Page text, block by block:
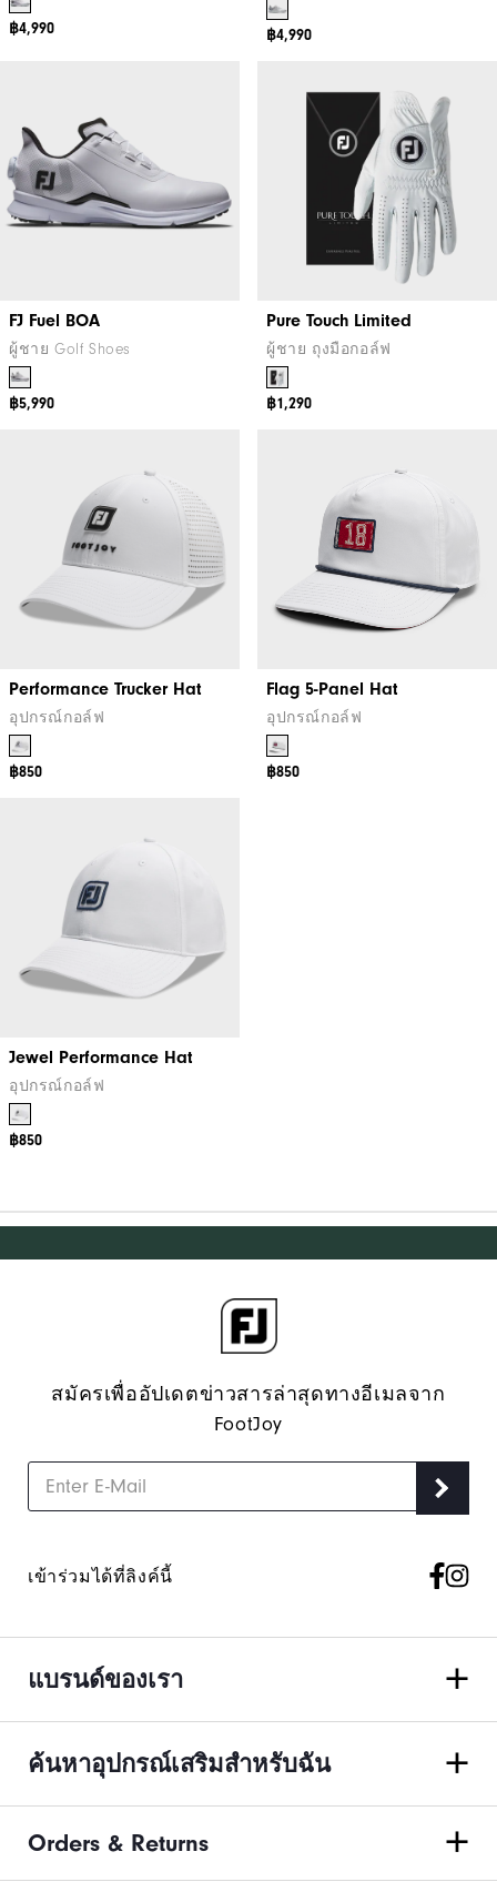
฿4,990 ฿4,990
FJ Fuel BOA
ผู้ชาย Golf Shoes
฿5,990
Pure Touch Limited
ผู้ชาย ถุงมือกอล์ฟ
฿1,290
Performance Trucker Hat
อุปกรณ์กอล์ฟ
฿850
Flag 5-Panel Hat
อุปกรณ์กอล์ฟ
฿850
Jewel Performance Hat
อุปกรณ์กอล์ฟ
฿850
สมัครเพื่ออัปเดตข่าวสารล่าสุดทางอีเมลจาก
FootJoy
เข้าร่วมได้ที่ลิงค์นี้
แบรนด์ของเรา
ค้นหาอุปกรณ์เสริมสำหรับฉัน
Orders & Returns